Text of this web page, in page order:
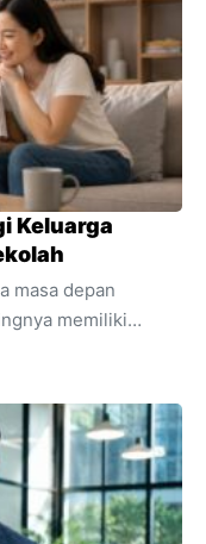
Keluarga
masa depan
memiliki
integral dari